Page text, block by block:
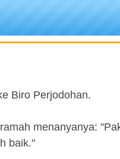
Biro Perjodohan.
menanyanya:
baik."